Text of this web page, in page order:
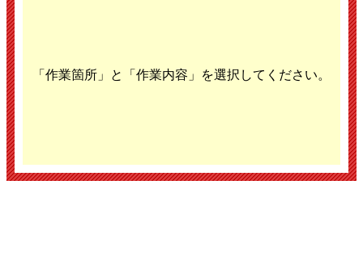
「作業箇所」と「作業内容」を選択してください。